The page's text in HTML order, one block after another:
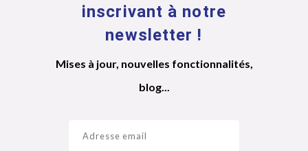
inscrivant à notre
newsletter !
Mises à jour, nouvelles fonctionnalités,
blog...